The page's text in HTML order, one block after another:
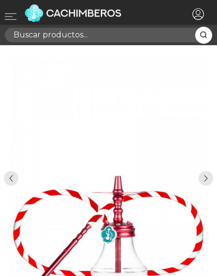
Registrarse ×
Necesitas hacer login para guardar productos en tu